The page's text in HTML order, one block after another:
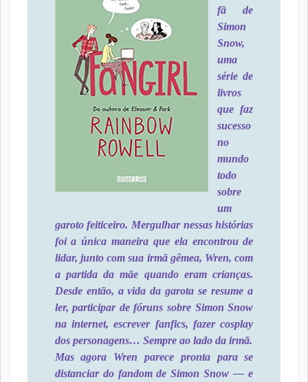
fã de
Simon
Snow,
uma
série de
livros
que faz
sucesso
no
mundo
todo
sobre
um
garoto feiticeiro. Mergulhar nessas histórias
foi a única maneira que ela encontrou de
lidar, junto com sua irmã gêmea, Wren, com
a partida da mãe quando eram crianças.
Desde então, a vida da garota se resume a
ler, participar de fóruns sobre Simon Snow
na internet, escrever fanfics, fazer cosplay
dos personagens… Sempre ao lado da irmã.
Mas agora Wren parece pronta para se
distanciar do fandom de Simon Snow ― e